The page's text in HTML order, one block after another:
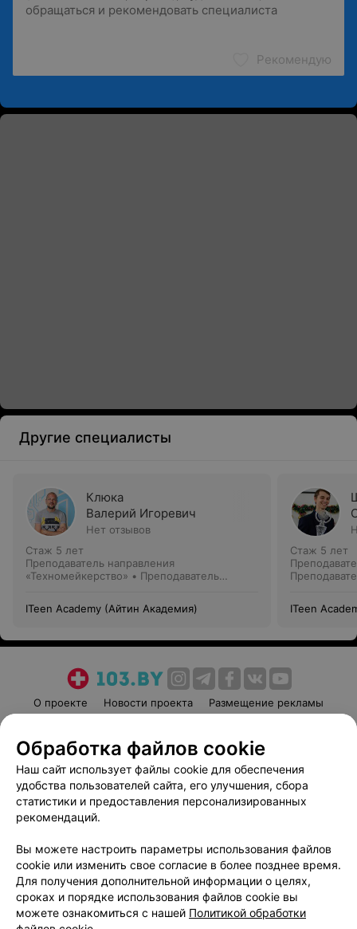
Рекомендую
Другие специалисты
Клюка
Валерий Игоревич
Нет отзывов
Стаж 5 лет
Преподаватель направления
«Техномейкерство» • Преподаватель
ITeen Academy (Айтин Академия)
Стаж 5 лет
ITeen
О проекте Новости проекта
Размещение рекламы
Пользовательское соглашение
Способы оплаты
Вакансии
Партнеры
Написать руководителю 103.by
Обработка персональных данных
Обработка файлов cookie
Наш сайт использует файлы cookie для обеспечения
удобства пользователей сайта, его улучшения, сбора
статистики и предоставления персонализированных
рекомендаций.
Вы можете настроить параметры использования файлов
cookie или изменить свое согласие в более позднее время.
Для получения дополнительной информации о целях,
сроках и порядке использования файлов cookie вы
можете ознакомиться с нашей Политикой обработки